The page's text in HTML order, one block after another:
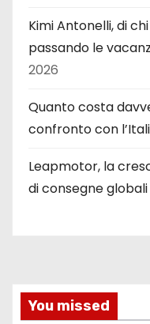
Kimi Antonelli, di
passando le
2026
Quanto costa
confronto con
Leapmotor, la
di consegne globali
You missed